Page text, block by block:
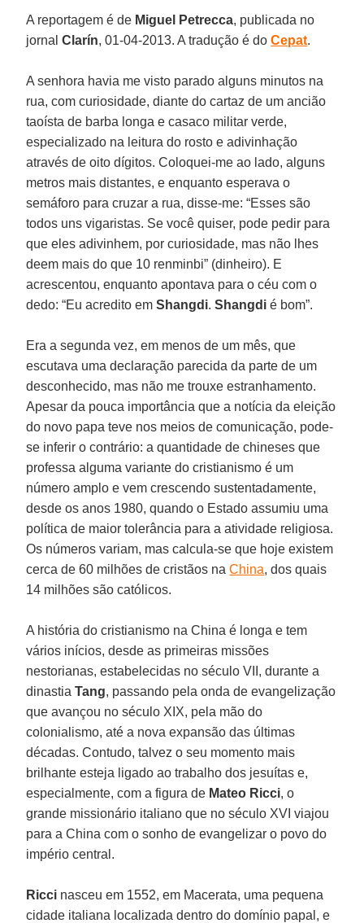
A reportagem é de Miguel Petrecca, publicada no
jornalClarín, 01-04-2013. A tradução é doCepat.
A senhora havia me visto parado alguns minutos na
rua, com curiosidade, diante do cartaz de um ancião
taoísta de barba longa e casaco militar verde,
especializado na leitura do rosto e adivinhação
através de oito dígitos. Coloquei-me ao lado, alguns
metros mais distantes, e enquanto esperava o
semáforo para cruzar a rua, disse-me: “Esses são
todos uns vigaristas. Se você quiser, pode pedir para
que eles adivinhem, por curiosidade, mas não lhes
deem mais do que 10 renminbi” (dinheiro). E
acrescentou, enquanto apontava para o céu com o
dedo: “Eu acredito emShangdi.Shangdié bom”.
Era a segunda vez, em menos de um mês, que
escutava uma declaração parecida da parte de um
desconhecido, mas não me trouxe estranhamento.
Apesar da pouca importância que a notícia da eleição
do novo papa teve nos meios de comunicação, pode-
se inferir o contrário: a quantidade de chineses que
professa alguma variante do cristianismo é um
número amplo e vem crescendo sustentadamente,
desde os anos 1980, quando o Estado assumiu uma
política de maior tolerância para a atividade religiosa.
Os números variam, mas calcula-se que hoje existem
cerca de 60 milhões de cristãos naChina, dos quais
14 milhões são católicos.
A história do cristianismo na China é longa e tem
vários inícios, desde as primeiras missões
nestorianas, estabelecidas no século VII, durante a
dinastiaTang, passando pela onda de evangelização
que avançou no século XIX, pela mão do
colonialismo, até a nova expansão das últimas
décadas. Contudo, talvez o seu momento mais
brilhante esteja ligado ao trabalho dos jesuítas e,
especialmente, com a figura de Mateo Ricci, o
grande missionário italiano que no século XVI viajou
para a China com o sonho de evangelizar o povo do
império central.
Ricci nasceu em 1552, em Macerata, uma pequena
cidade italiana localizada dentro do domínio papal, e